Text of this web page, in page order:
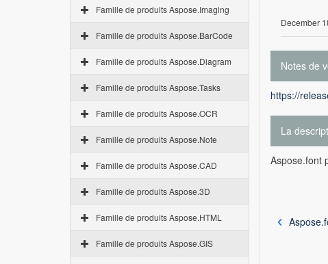
Famille de produits Aspose.Imaging
Famille de produits Aspose.BarCode
Famille de produits Aspose.Diagram
Famille de produits Aspose.Tasks
Famille de produits Aspose.OCR
Famille de produits Aspose.Note
Famille de produits Aspose.CAD
Famille de produits Aspose.3D
Famille de produits Aspose.HTML
Famille de produits Aspose.GIS
December
Notes de
https://
La
Aspose.font